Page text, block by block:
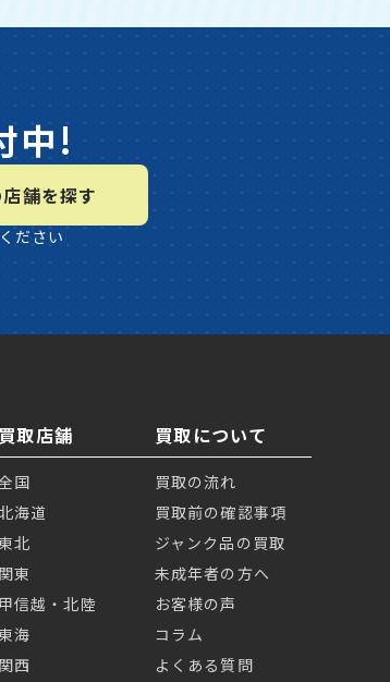
中!
舗を探す
ださい
買取店舗
国
海道
北
関東
甲信越・北陸
海
関西
買取について
買取の流れ
買取前の確認事項
ジャンク品の買取
未成年者の方へ
お客様の声
コラム
よくある質問